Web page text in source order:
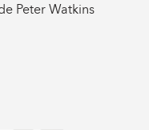
Peter Watkins